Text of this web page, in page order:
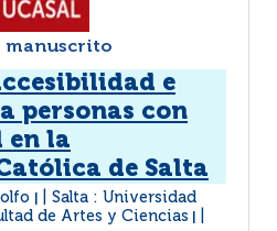
manuscrito
e
personas con
en la
de Salta
Salta : Universidad
de Artes y Ciencias